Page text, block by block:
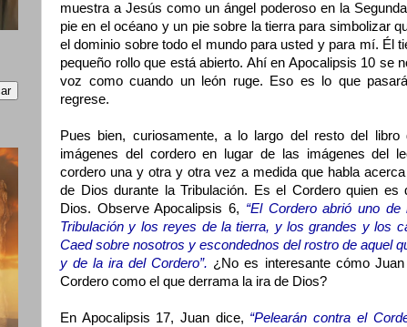
muestra a Jesús como un ángel poderoso en la
pie en el océano y un pie sobre la tierra para simbolizar
el dominio sobre todo el mundo para usted y para mí. Él
pequeño rollo que está abierto. Ahí en Apocalipsis 10 se
voz como cuando un león ruge. Eso es lo que
regrese.
Pues bien, curiosamente, a lo largo del resto del libro
imágenes del cordero en lugar de las imágenes del
cordero una y otra y otra vez a medida que habla
de Dios durante la Tribulación. Es el Cordero quien es
Dios. Observe Apocalipsis 6, “El Cordero abrió uno
Tribulación y los reyes de la tierra, y los grandes y los
Caed sobre nosotros y escondednos del rostro de aquel
y de la ira del Cordero”. ¿No es interesante cómo
Cordero como el que derrama la ira de Dios?
En Apocalipsis 17, Juan dice, “Pelearán contra el